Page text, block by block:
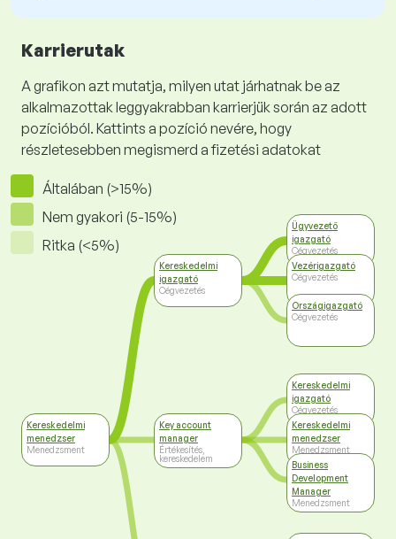
Karrierutak
A grafikon azt mutatja, milyen utat járhatnak be az
alkalmazottak leggyakrabban karrierjük során az adott
pozícióból. Kattints a pozíció nevére, hogy
részletesebben megismerd a fizetési adatokat
Általában (>15%)
Nem gyakori (5-15%)
Ritka (<5%)
Kereskedelmi
menedzser
Menedzsment
Kereskedelmi
igazgató
Cégvezetés
Key account
manager
Értékesítés,
kereskedelem
Ügyvezető
igazgató
Cégvezetés
Vezérigazgató
Cégvezetés
Országigazgató
Cégvezetés
Kereskedelmi
igazgató
Cégvezetés
Kereskedelmi
menedzser
Menedzsment
Business
Development
Manager
Menedzsment